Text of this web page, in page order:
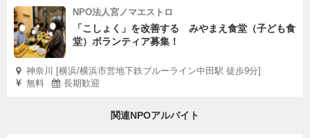
NPO法人宮ノマエストロ
「こしょく」を改善する みやまえ食堂（子ども食
堂）ボランティア募集！
神奈川 [横浜/横浜市営地下鉄ブルーライン中田駅 徒歩9分]
無料
長期歓迎
関連NPOアルバイト